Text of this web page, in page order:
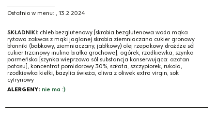
Ostatnio w menu: , 13.2.2024
SKŁADNIKI: chleb bezglutenowy [skrobia bezglutenowa woda mąka
ryżowa zakwas z mąki jaglanej skrobia ziemniaczana cukier gronowy
błonniki (babkowy, ziemniaczany, jabłkowy) olej rzepakowy drożdże sól
cukier trzcinowy inulina białko grochowe], ogórek, rzodkiewka, szynka
parmeńska [szynka wieprzowa sól substancja konserwująca: azotan
potasu], koncentrat pomidorowy 30%, sałata, szczypiorek, rukola,
rzodkiewka kiełki, bazylia świeża, oliwa z oliwek extra virgin, sok
cytrynowy
ALERGENY: nie ma :)